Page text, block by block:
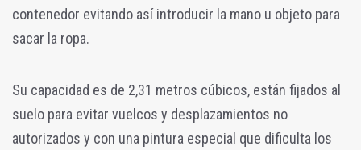
contenedor evitando así introducir la mano u objeto para
sacar la ropa.
Su capacidad es de 2,31 metros cúbicos, están fijados al
suelo para evitar vuelcos y desplazamientos no
autorizados y con una pintura especial que dificulta los